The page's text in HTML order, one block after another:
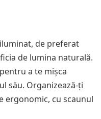
de preferat
de lumina naturală.
a te mișca
său. Organizează-ți
ergonomic, cu scaunul